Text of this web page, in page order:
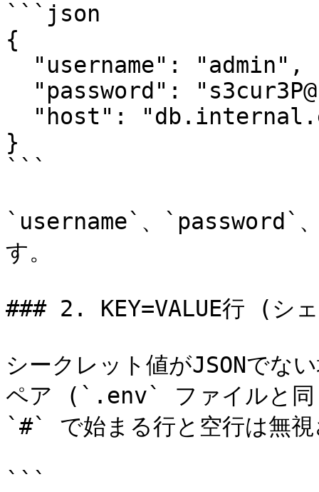
```json
{
}
```
`username`、`password`
す。
### 2. KEY=VALUE行 (シ
シークレット値がJSONでな
ペア (`.env` ファイルと同
`#` で始まる行と空行は無視
```